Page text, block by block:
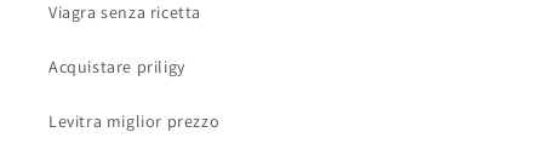
Viagra senza ricetta
Acquistare priligy
Levitra miglior prezzo